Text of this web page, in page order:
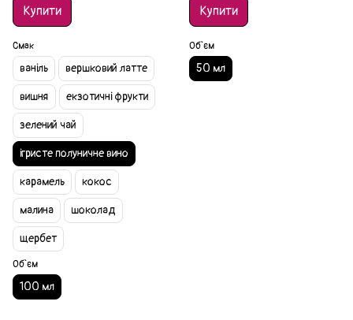
Купити
Смак
ваніль вершковий латте
вишня екзотичні фрукти
зелений чай
ігристе полуничне вино
карамель кокос
малина шоколад
щербет
Об`єм
100 мл
Купити
Об`єм
50 мл